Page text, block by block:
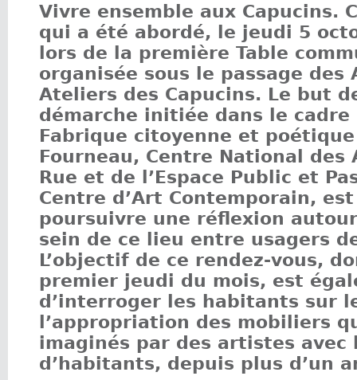
Vivre ensemble aux Capucins.
qui a été abordé, le jeudi 5
lors de la première Table
organisée sous le passage des
Ateliers des Capucins. Le but
démarche initiée dans le cadre
Fabrique citoyenne et
Fourneau, Centre National des
Rue et de l’Espace Public et
Centre d’Art Contemporain,
poursuivre une réflexion
sein de ce lieu entre usagers
L’objectif de ce rendez-vous,
premier jeudi du mois, est
d’interroger les habitants sur
l’appropriation des mobiliers
imaginés par des artistes avec
d’habitants, depuis plus d’un